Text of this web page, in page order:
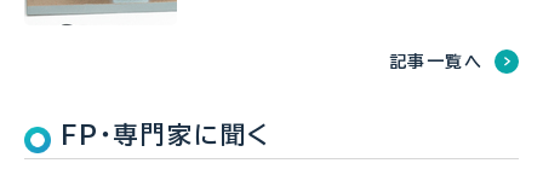
記事一覧へ
FP・専門家に聞く